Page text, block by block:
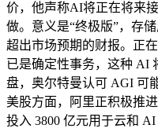
价，他声称AI将正在将来
做。意义是“终极版”，存
超出市场预期的财报。正
已是确定性事务，这种 AI
盘，奥尔特曼认可 AGI 可
美股方面，阿里正积极推
投入 3800 亿元用于云和